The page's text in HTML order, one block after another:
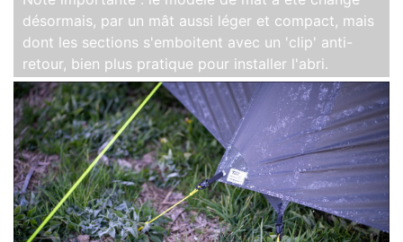
désormais, par un mât aussi léger et compact, mais
dont les sections s'emboitent avec un 'clip' anti-
retour, bien plus pratique pour installer l'abri.